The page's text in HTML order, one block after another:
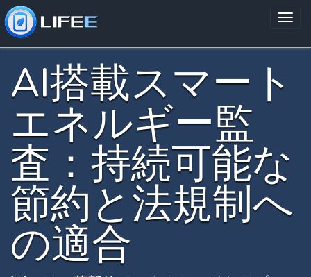
AI搭載スマート
エネルギー監
査：持続可能な
節約と法規制へ
の適合